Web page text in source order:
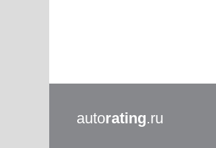
autorating.ru